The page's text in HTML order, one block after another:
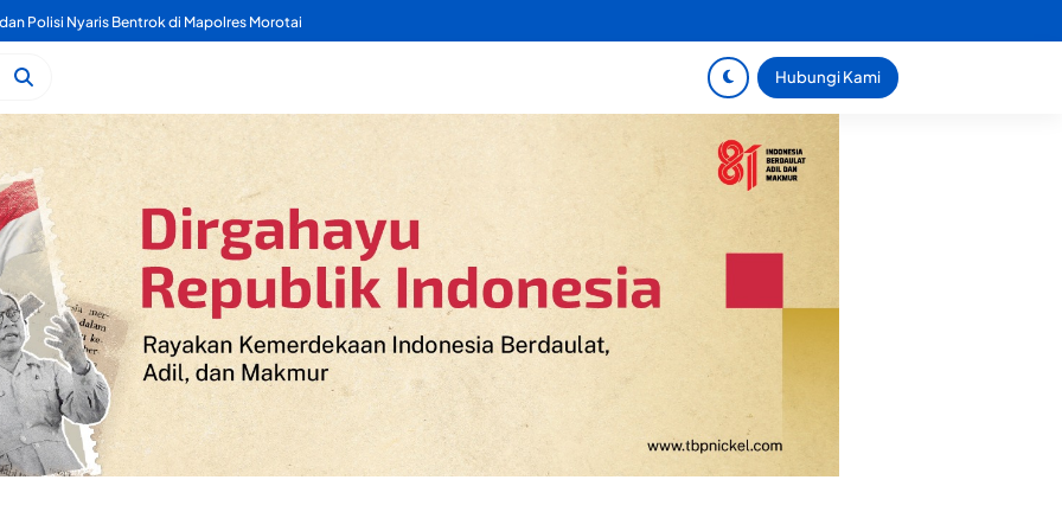
Polisi Nyaris Bentrok di Mapolres Morotai
Hubungi Kami